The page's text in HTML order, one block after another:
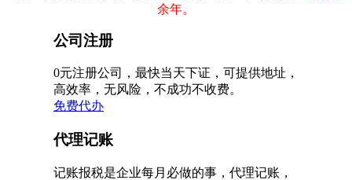
余年。
公司注册
0元注册公司，最快当天下证，可提供地址，
高效率，无风险，不成功不收费。
免费代办
代理记账
记账报税是企业每月必做的事，代理记账，